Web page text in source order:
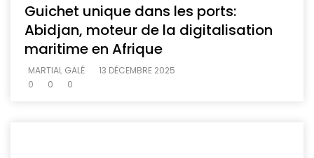
Guichet unique dans les ports:
Abidjan, moteur de la digitalisation
maritime en Afrique
MARTIAL GALÉ
13 DÉCEMBRE 2025
0
0 0